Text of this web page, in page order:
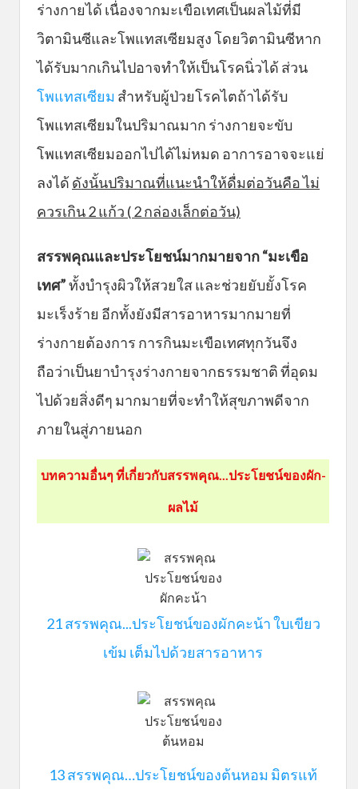
ร่างกายได้ เนื่องจากมะเขือเทศเป็นผลไม้ที่มี
วิตามินซีและโพแทสเซียมสูง โดยวิตามินซีหาก
ได้รับมากเกินไปอาจทำให้เป็นโรคนิ่วได้ ส่วน
โพแทสเซียม สำหรับผู้ป่วยโรคไตถ้าได้รับ
โพแทสเซียมในปริมาณมาก ร่างกายจะขับ
โพแทสเซียมออกไปได้ไม่หมด อาการอาจจะแย่
ลงได้ดังนั้นปริมาณที่แนะนำให้ดื่มต่อวันคือ ไม่
ควรเกิน 2 แก้ว ( 2 กล่องเล็กต่อวัน)
สรรพคุณและประโยชน์มากมายจาก “มะเขือ
เทศ”ทั้งบำรุงผิวให้สวยใส และช่วยยับยั้งโรค
มะเร็งร้าย อีกทั้งยังมีสารอาหารมากมายที่
ร่างกายต้องการ การกินมะเขือเทศทุกวันจึง
ถือว่าเป็นยาบำรุงร่างกายจากธรรมชาติ ที่อุดม
ไปด้วยสิ่งดีๆ มากมายที่จะทำให้สุขภาพดีจาก
ภายในสู่ภายนอก
บทความอื่นๆ ที่เกี่ยวกับสรรพคุณ...ประโยชน์ของผัก-
ผลไม้
21 สรรพคุณ...ประโยชน์ของผักคะน้า ใบเขียว
เข้ม เต็มไปด้วยสารอาหาร
13 สรรพคุณ…ประโยชน์ของต้นหอม มิตรแท้